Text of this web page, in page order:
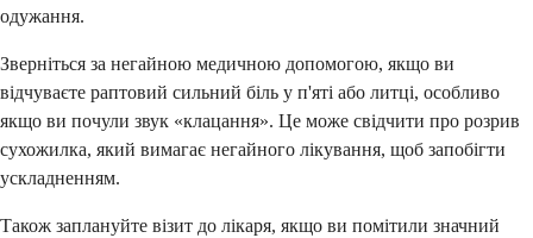
одужання.
Зверніться за негайною медичною допомогою, якщо ви
відчуваєте раптовий сильний біль у п'яті або литці, особливо
якщо ви почули звук «клацання». Це може свідчити про розрив
сухожилка, який вимагає негайного лікування, щоб запобігти
ускладненням.
Також заплануйте візит до лікаря, якщо ви помітили значний